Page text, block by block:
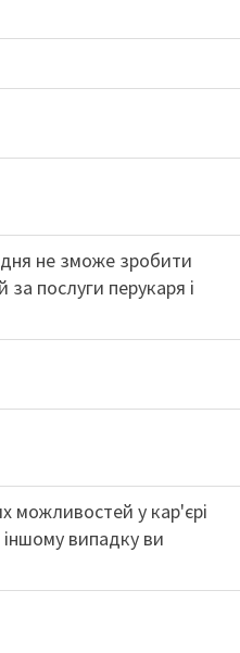
не зможе зробити
послуги перукаря і
можливостей у кар'єрі
випадку ви